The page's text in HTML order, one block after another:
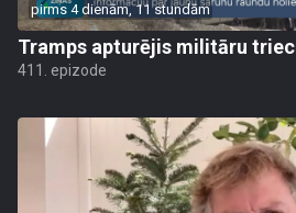
pirms 4 dienām, 11 stundām
Tramps apturējis militāru
411. epizode